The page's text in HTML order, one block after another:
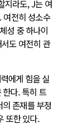
지라도, J는 여
여전히 성소수
성 중 하나이
도 여전히 관
에게 힘을 실
한다. 특히 트
존재를 부정
또한 있다.